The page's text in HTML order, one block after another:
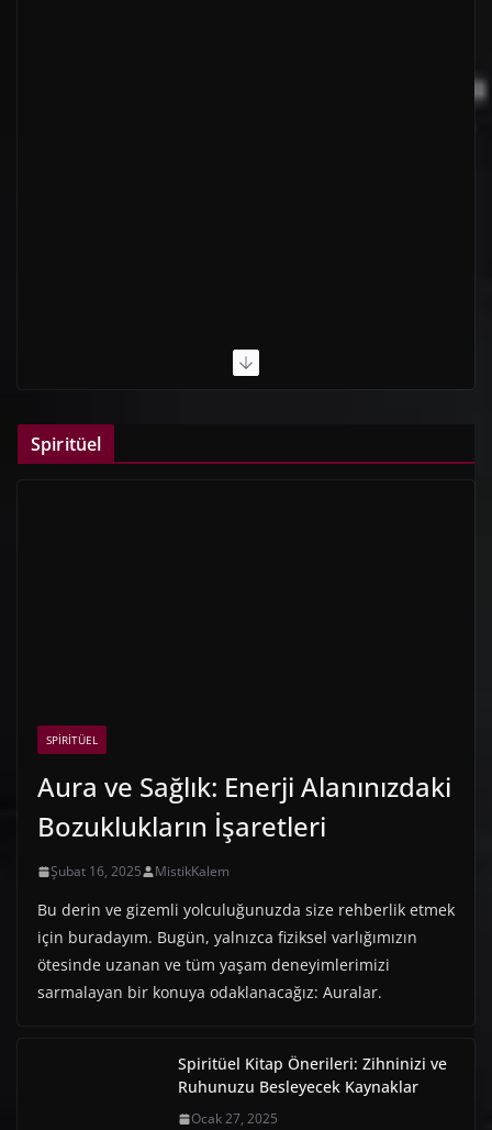
Spiritüel
SPIRITÜEL
Aura ve Sağlık: Enerji Alanınızdaki
Bozuklukların İşaretleri
Şubat 16, 2025 MistikKalem
Bu derin ve gizemli yolculuğunuzda size rehberlik etmek
için buradayım. Bugün, yalnızca fiziksel varlığımızın
ötesinde uzanan ve tüm yaşam deneyimlerimizi
sarmalayan bir konuya odaklanacağız: Auralar.
Spiritüel Kitap Önerileri: Zihninizi ve
Ruhunuzu Besleyecek Kaynaklar
Ocak 27, 2025